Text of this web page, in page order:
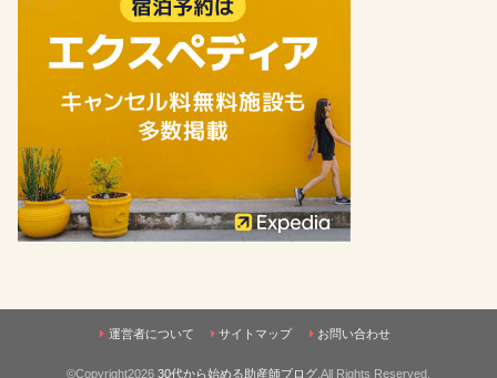
運営者について サイトマップ お問い合わせ
©Copyright2026 30代から始める助産師ブログ .All Rights Reserved.